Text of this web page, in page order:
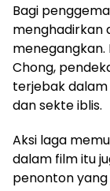
Bagi
menghadirkan
Chong,
terjebak
dan sekte iblis.
Aksi laga
dalam film itu
penonton yang